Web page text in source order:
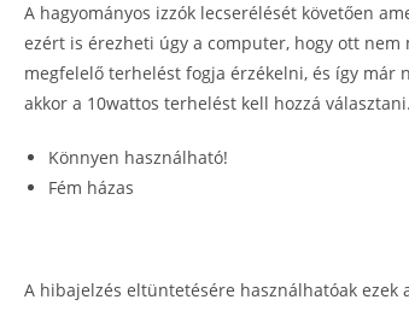
A hagyományos izzók lecserélését követően
ezért is érezheti úgy a computer, hogy ott
megfelelő terhelést fogja érzékelni, és így
akkor a 10wattos terhelést kell hozzá
Könnyen használható!
Fém házas
A hibajelzés eltüntetésére használhatóak